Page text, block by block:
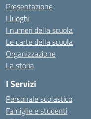
Presentazione
I luoghi
I numeri della scuola
Le carte della scuola
Organizzazione
La storia
I Servizi
Personale scolastico
Famiglie e studenti